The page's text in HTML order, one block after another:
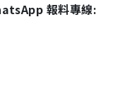
報料專線: